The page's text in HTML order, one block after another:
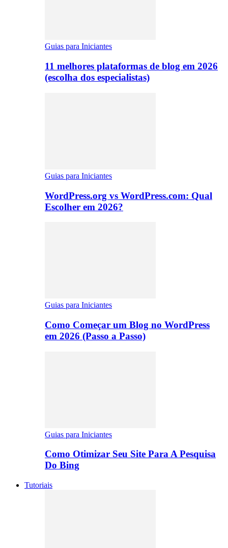
Guias para Iniciantes
11 melhores plataformas de blog em 2026
(escolha dos especialistas)
Guias para Iniciantes
WordPress.org vs WordPress.com: Qual
Escolher em 2026?
Guias para Iniciantes
Como Começar um Blog no WordPress
em 2026 (Passo a Passo)
Guias para Iniciantes
Como Otimizar Seu Site Para A Pesquisa
Do Bing
Tutoriais